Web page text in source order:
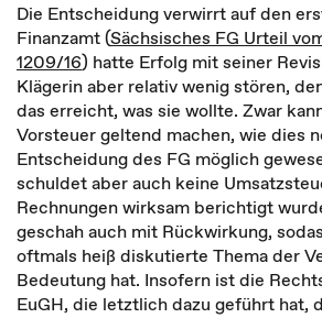
Die Entscheidung verwirrt auf den
Finanzamt (Sächsisches FG Urteil
1209/16) hatte Erfolg mit seiner
Klägerin aber relativ wenig stören,
das erreicht, was sie wollte. Zwar
Vorsteuer geltend machen, wie dies
Entscheidung des FG möglich
schuldet aber auch keine
Rechnungen wirksam berichtigt
geschah auch mit Rückwirkung,
oftmals heiß diskutierte Thema der
Bedeutung hat. Insofern ist die
EuGH, die letztlich dazu geführt hat,